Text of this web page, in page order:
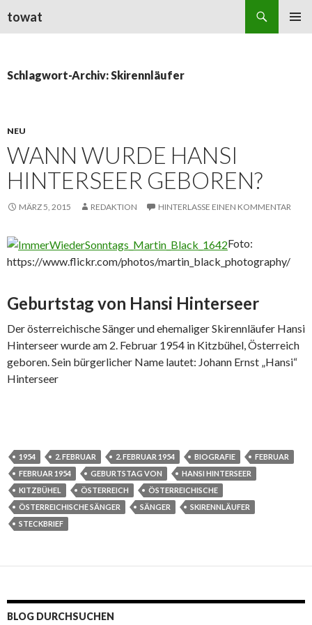
towat
Schlagwort-Archiv: Skirennläufer
NEU
WANN WURDE HANSI
HINTERSEER GEBOREN?
MÄRZ 5, 2015 REDAKTION HINTERLASSE EINEN KOMMENTAR
Foto:
https://www.flickr.com/photos/martin_black_photography/
Geburtstag von Hansi Hinterseer
Der österreichische Sänger und ehemaliger Skirennläufer Hansi
Hinterseer wurde am 2. Februar 1954 in Kitzbühel, Österreich
geboren. Sein bürgerlicher Name lautet: Johann Ernst „Hansi“
Hinterseer
1954 2. FEBRUAR 2. FEBRUAR 1954 BIOGRAFIE
FEBRUAR
FEBRUAR 1954
GEBURTSTAG VON
HANSI HINTERSEER
KITZBÜHEL
ÖSTERREICH
ÖSTERREICHISCHE
ÖSTERREICHISCHE SÄNGER
SÄNGER
SKIRENNLÄUFER
STECKBRIEF
BLOG DURCHSUCHEN